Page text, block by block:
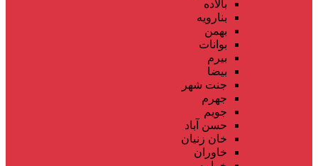
بالاده
بنارویه
بهمن
بوانات
بیرم
بیضا
جنت شهر
جهرم
جویم
حسن آباد
خان زنیان
خاوران